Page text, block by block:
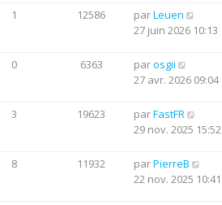
1 12586 parLeuen
27 juin 2026 10:13
0 6363 parosgii
27 avr. 2026 09:04
3 19623 parFastFR
29 nov. 2025 15:52
8 11932 parPierreB
22 nov. 2025 10:41